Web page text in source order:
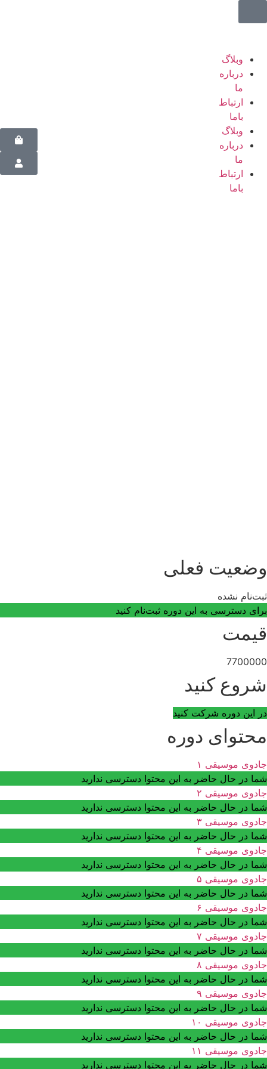
وبلاگ
درباره
ما
ارتباط
باما
وبلاگ
درباره
ما
ارتباط
باما
وضعیت فعلی
ثبت‌نام نشده
برای دسترسی به این دوره ثبت‌نام کنید
قیمت
7700000
شروع کنید
در این دوره شرکت کنید
محتوای دوره
جادوی موسیقی ۱
شما در حال حاضر به این محتوا دسترسی ندارید
جادوی موسیقی ۲
شما در حال حاضر به این محتوا دسترسی ندارید
جادوی موسیقی ۳
شما در حال حاضر به این محتوا دسترسی ندارید
جادوی موسیقی ۴
شما در حال حاضر به این محتوا دسترسی ندارید
جادوی موسیقی ۵
شما در حال حاضر به این محتوا دسترسی ندارید
جادوی موسیقی ۶
شما در حال حاضر به این محتوا دسترسی ندارید
جادوی موسیقی ۷
شما در حال حاضر به این محتوا دسترسی ندارید
جادوی موسیقی ۸
شما در حال حاضر به این محتوا دسترسی ندارید
جادوی موسیقی ۹
شما در حال حاضر به این محتوا دسترسی ندارید
جادوی موسیقی ۱۰
شما در حال حاضر به این محتوا دسترسی ندارید
جادوی موسیقی ۱۱
شما در حال حاضر به این محتوا دسترسی ندارید